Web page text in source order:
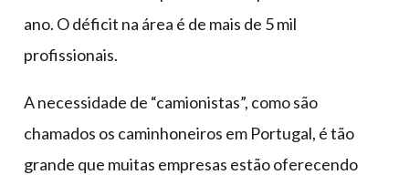
ano. O déficit na área é de mais de 5 mil
profissionais.
A necessidade de “camionistas”, como são
chamados os caminhoneiros em Portugal, é tão
grande que muitas empresas estão oferecendo